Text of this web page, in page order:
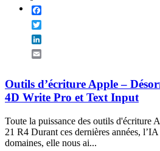
Outils d’écriture Apple –
4D Write Pro et Text Input
Toute la puissance des outils d'écriture
21 R4 Durant ces dernières années,
domaines, elle nous ai...